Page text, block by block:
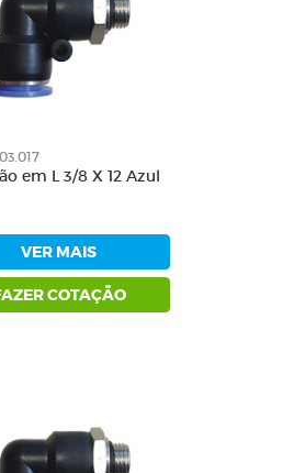
em L 3/8 X 12 Azul
VER MAIS
COTAÇÃO